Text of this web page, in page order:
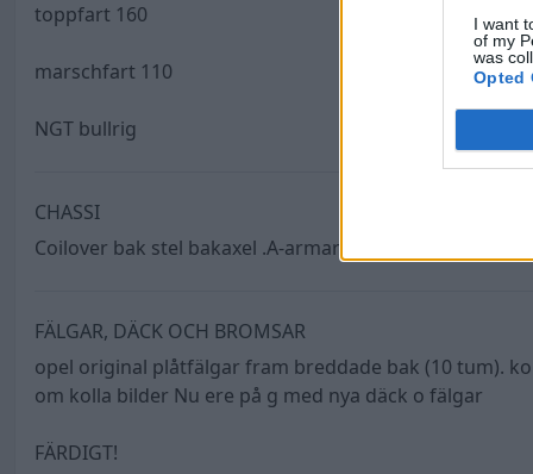
I want
of my
was
Opted
toppfart 160
marschfart 110
NGT bullrig
CHASSI
Coilover bak stel bakaxel .A-armar fram tvärstäld
FÄLGAR, DÄCK OCH BROMSAR
opel original plåtfälgar fram breddade bak (10 tum).
om kolla bilder Nu ere på g med nya däck o fälgar
FÄRDIGT!